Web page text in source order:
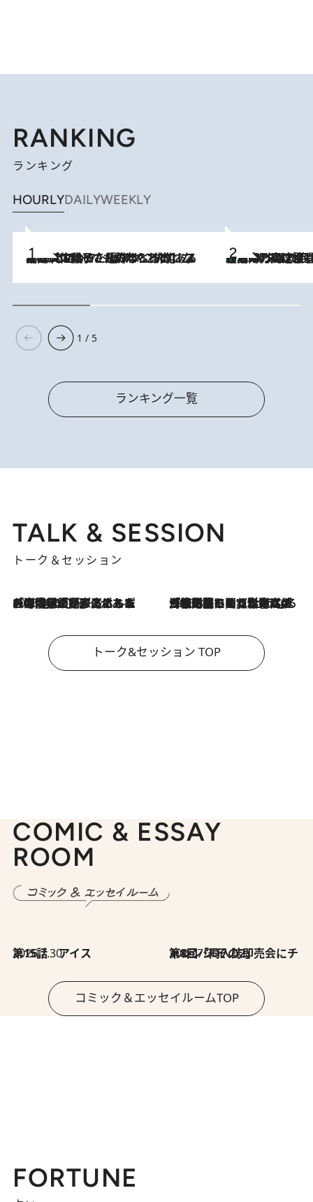
RANKING
ランキング
HOURLYDAILYWEEKLY
2026.8.5
【阿川佐和子さんの年とる力】なぜ70代で始めた趣味は“こんなに楽しい”のか？ ピアノ、俳句…スランプに陥っても続けられる“ある秘訣”とは 2026.8.7
「湘南乃風に憧れて」観客大盛上がりの“タオル回し”に、ラッパー顔負けの高速歌唱まで…さだまさし（74）のアグレッシブすぎる現在地
1 / 5
ランキング一覧
TALK & SESSION
トーク＆セッション
2026.8.3
「今後値上げがあるとすれば…」「リスクがあるのは今年の冬」エネルギー専門家が語る、ホルムズ海峡封鎖が家庭にもたらす“ある心配” 2026.8.3
「住宅建てられない…」「サーチャージ料の高値が続いている」ホルムズ海峡封鎖による影響はいつまで続く？《エネルギー専門家に聞く“どうなる日本の暮らし”》
トーク&セッション TOP
COMIC & ESSAY
ROOM
2026.7.30
第15話 アイス 2026.7.30
第8回「同人誌即売会にチャレンジ その2」
コミック＆エッセイルームTOP
FORTUNE